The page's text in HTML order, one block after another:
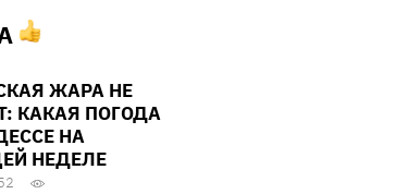
ЖАРА НЕ
КАКАЯ ПОГОДА
НА
НЕДЕЛЕ